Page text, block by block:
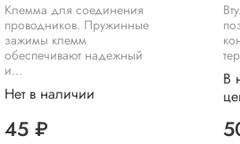
Нет в наличии
Клемма для соединения
проводников. Пружинные
зажимы клемм
обеспечивают надежный
и...
45 ₽
В